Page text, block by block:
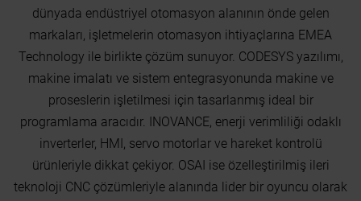
dünyada endüstriyel otomasyon alanının önde gelen
markaları, işletmelerin otomasyon ihtiyaçlarına EMEA
Technology ile birlikte çözüm sunuyor. CODESYS yazılımı,
makine imalatı ve sistem entegrasyonunda makine ve
proseslerin işletilmesi için tasarlanmış ideal bir
programlama aracıdır. INOVANCE, enerji verimliliği odaklı
inverterler, HMI, servo motorlar ve hareket kontrolü
ürünleriyle dikkat çekiyor. OSAI ise özelleştirilmiş ileri
teknoloji CNC çözümleriyle alanında lider bir oyuncu olarak